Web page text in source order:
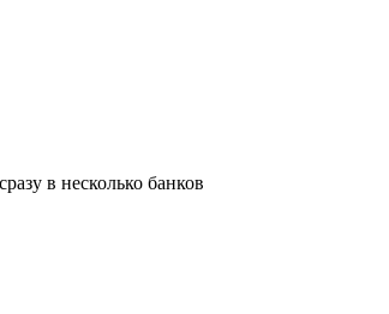
в несколько банков